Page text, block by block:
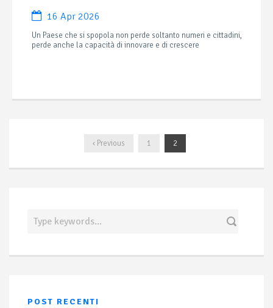
16 Apr 2026
Un Paese che si spopola non perde soltanto numeri e cittadini,
perde anche la capacità di innovare e di crescere
‹ Previous 1 2
POST RECENTI